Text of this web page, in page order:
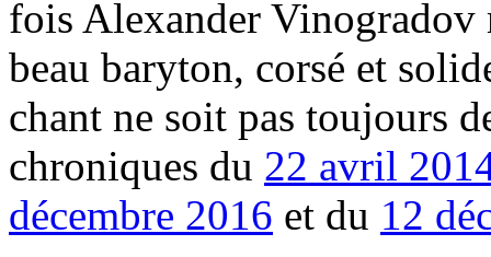
fois Alexander Vinogradov
beau baryton, corsé et
chant ne soit pas toujours
chroniques du 22 avril
décembre 2016 et du 12